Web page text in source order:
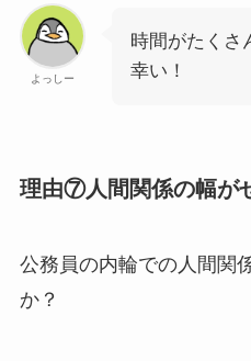
よっしー
時間がたくさ
幸い！
理由⑦人間関係の幅が
公務員の内輪での人間関
か？